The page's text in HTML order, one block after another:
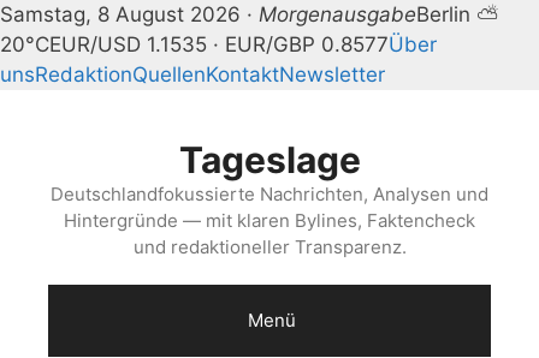
Samstag, 8 August 2026 · MorgenausgabeBerlin ⛅
20°CEUR/USD 1.1535 · EUR/GBP 0.8577Über
unsRedaktionQuellenKontaktNewsletter
Tageslage
Deutschlandfokussierte Nachrichten, Analysen und
Hintergründe — mit klaren Bylines, Faktencheck
und redaktioneller Transparenz.
Menü